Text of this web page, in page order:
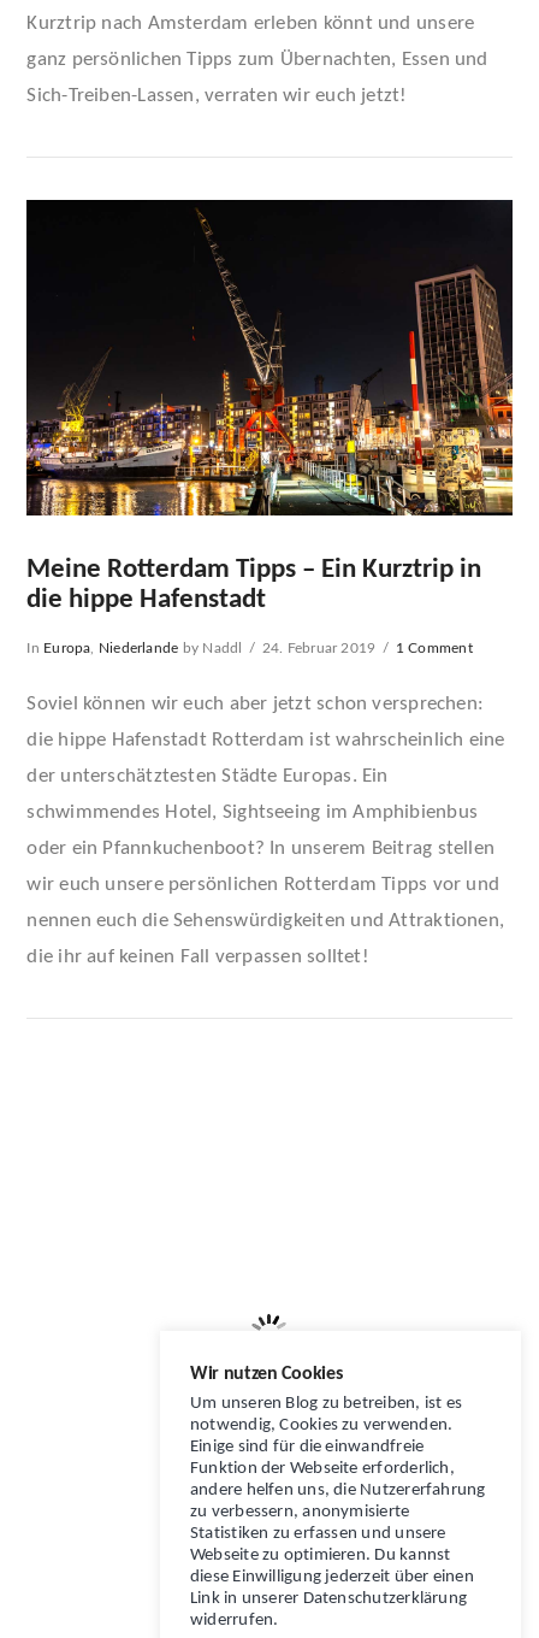
VIEW POST
Kurztrip nach Amsterdam erleben könnt und unsere
ganz persönlichen Tipps zum Übernachten, Essen und
Sich-Treiben-Lassen, verraten wir euch jetzt!
Meine Rotterdam Tipps – Ein Kurztrip in
die hippe Hafenstadt
In Europa Niederlande by Naddl 24. Februar 2019 1 Comment
Soviel können wir euch aber jetzt schon versprechen:
die hippe Hafenstadt Rotterdam ist wahrscheinlich eine
der unterschätztesten Städte Europas. Ein
schwimmendes Hotel, Sightseeing im Amphibienbus
oder ein Pfannkuchenboot? In unserem Beitrag stellen
wir euch unsere persönlichen Rotterdam Tipps vor und
nennen euch die Sehenswürdigkeiten und Attraktionen,
die ihr auf keinen Fall verpassen solltet!
Wir nutzen Cookies
Um unseren Blog zu betreiben, ist es
notwendig, Cookies zu verwenden.
Einige sind für die einwandfreie
Funktion der Webseite erforderlich,
andere helfen uns, die Nutzererfahrung
zu verbessern, anonymisierte
Statistiken zu erfassen und unsere
Webseite zu optimieren. Du kannst
diese Einwilligung jederzeit über einen
Link in unserer Datenschutzerklärung
widerrufen.